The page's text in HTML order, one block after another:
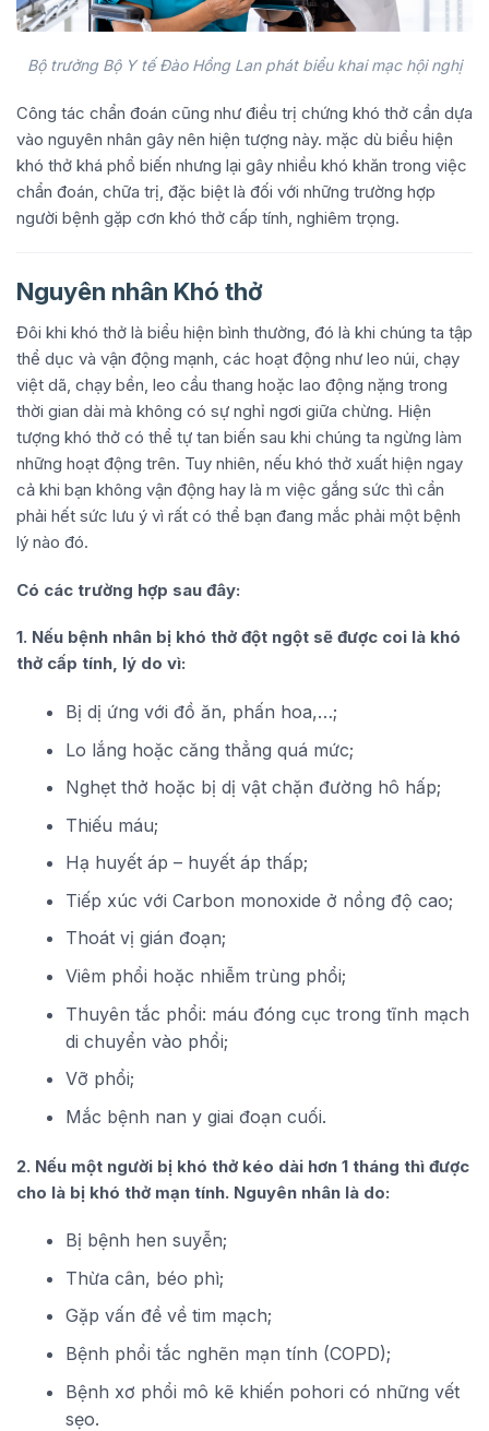
Bộ trưởng Bộ Y tế Đào Hồng Lan phát biểu khai mạc hội nghị
Công tác chẩn đoán cũng như điều trị chứng khó thở cần dựa
vào nguyên nhân gây nên hiện tượng này. mặc dù biểu hiện
khó thở khá phổ biến nhưng lại gây nhiều khó khăn trong việc
chẩn đoán, chữa trị, đặc biệt là đối với những trường hợp
người bệnh gặp cơn khó thở cấp tính, nghiêm trọng.
Nguyên nhân Khó thở
Đôi khi khó thở là biểu hiện bình thường, đó là khi chúng ta tập
thể dục và vận động mạnh, các hoạt động như leo núi, chạy
việt dã, chạy bền, leo cầu thang hoặc lao động nặng trong
thời gian dài mà không có sự nghỉ ngơi giữa chừng. Hiện
tượng khó thở có thể tự tan biến sau khi chúng ta ngừng làm
những hoạt động trên. Tuy nhiên, nếu khó thở xuất hiện ngay
cả khi bạn không vận động hay là m việc gắng sức thì cần
phải hết sức lưu ý vì rất có thể bạn đang mắc phải một bệnh
lý nào đó.
Có các trường hợp sau đây:
1. Nếu bệnh nhân bị khó thở đột ngột sẽ được coi là khó
thở cấp tính, lý do vì:
Bị dị ứng với đồ ăn, phấn hoa,…;
Lo lắng hoặc căng thẳng quá mức;
Nghẹt thở hoặc bị dị vật chặn đường hô hấp;
Thiếu máu;
Hạ huyết áp – huyết áp thấp;
Tiếp xúc với Carbon monoxide ở nồng độ cao;
Thoát vị gián đoạn;
Viêm phổi hoặc nhiễm trùng phổi;
Thuyên tắc phổi: máu đóng cục trong tĩnh mạch
di chuyển vào phổi;
Vỡ phổi;
Mắc bệnh nan y giai đoạn cuối.
2. Nếu một người bị khó thở kéo dài hơn 1 tháng thì được
cho là bị khó thở mạn tính. Nguyên nhân là do:
Bị bệnh hen suyễn;
Thừa cân, béo phì;
Gặp vấn đề về tim mạch;
Bệnh phổi tắc nghẽn mạn tính (COPD);
Bệnh xơ phổi mô kẽ khiến pohori có những vết
sẹo.